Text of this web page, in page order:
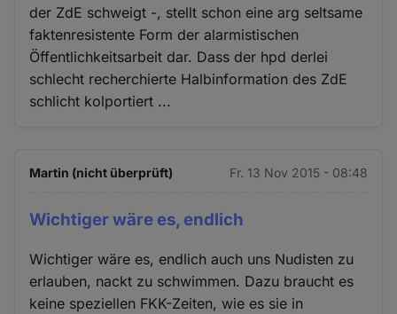
der ZdE schweigt -, stellt schon eine arg seltsame
faktenresistente Form der alarmistischen
Öffentlichkeitsarbeit dar. Dass der hpd derlei
schlecht recherchierte Halbinformation des ZdE
schlicht kolportiert ...
Martin (nicht überprüft) Fr. 13 Nov 2015 - 08:48
Wichtiger wäre es, endlich
Wichtiger wäre es, endlich auch uns Nudisten zu
erlauben, nackt zu schwimmen. Dazu braucht es
keine speziellen FKK-Zeiten, wie es sie in